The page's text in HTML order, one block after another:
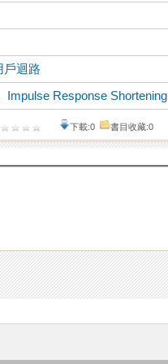
戶迴路
Impulse Response Shortening
下載:0 書目收藏:0